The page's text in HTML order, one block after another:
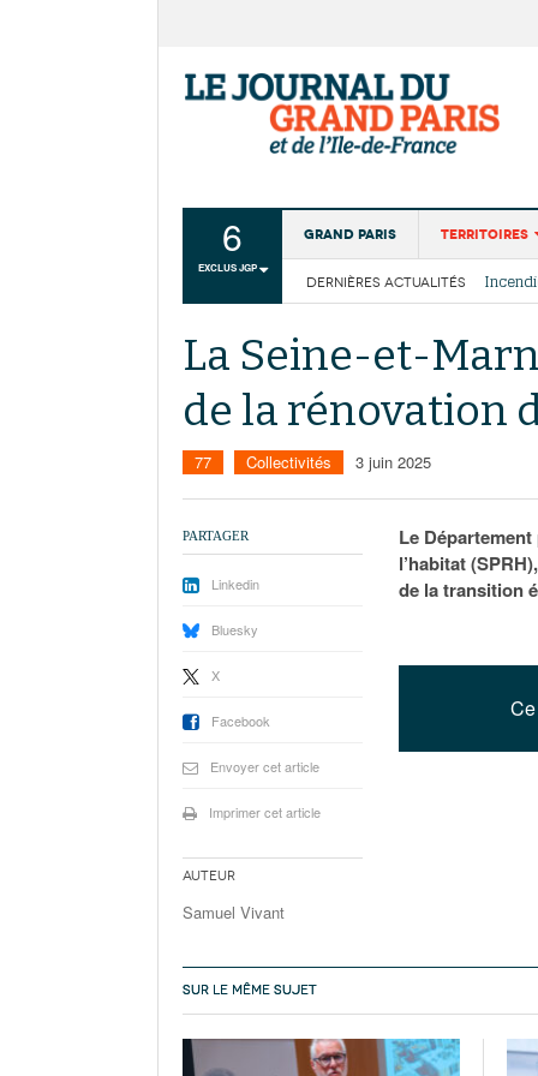
6
EXCLUS JGP
Grand Paris Territoires
Institutions
Services
DERNIÈRES ACTUALITÉS
La
La Seine-et-
de la rénovation
77 Collectivités 3 juin 2025
Le
l’habitat
de la transition
PARTAGER
Linkedin
Bluesky
X
Facebook
Envoyer cet article
Imprimer cet article
Auteur
Samuel Vivant
SUR LE MÊME SUJET